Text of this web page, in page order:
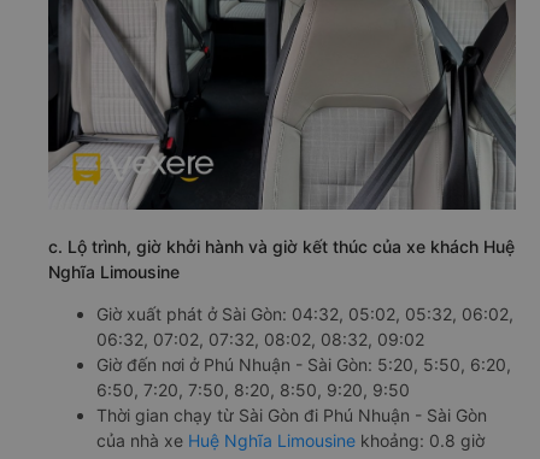
c. Lộ trình, giờ khởi hành và giờ kết thúc của xe khách Huệ
Nghĩa Limousine
Giờ xuất phát ở Sài Gòn: 04:32, 05:02, 05:32, 06:02,
06:32, 07:02, 07:32, 08:02, 08:32, 09:02
Giờ đến nơi ở Phú Nhuận - Sài Gòn: 5:20, 5:50, 6:20,
6:50, 7:20, 7:50, 8:20, 8:50, 9:20, 9:50
Thời gian chạy từ Sài Gòn đi Phú Nhuận - Sài Gòn
của nhà xe Huệ Nghĩa Limousine khoảng: 0.8 giờ